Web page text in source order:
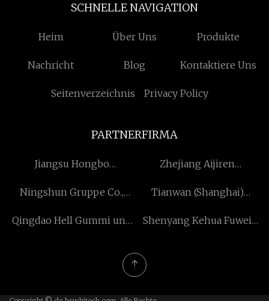
SCHNELLE NAVIGATION
Heim Über Uns Produkte
Nachricht Blog Kontaktiere Uns
Seitenverzeichnis Privacy Policy
PARTNERFIRMA
Jiangsu Hongbo
Technology Co., Ltd
Zhejiang Aijiren
Ningshun Gruppe Co.,
Tianwan (Shanghai)
Ltd.
Qingdao Hell Gummi und
Shenyang Kehua Fuwei